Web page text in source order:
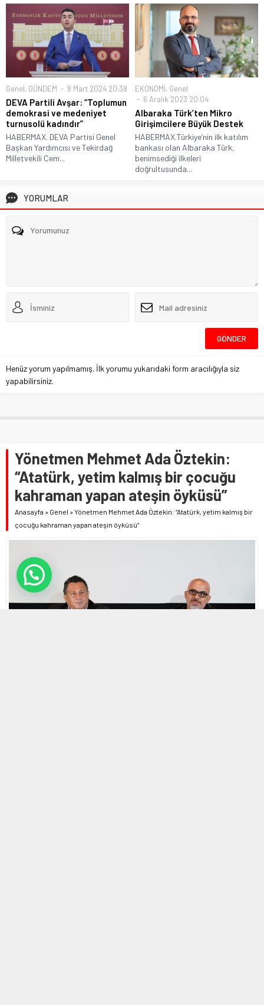
Genel, GÜNDEM 8 Mart 2024 20:38
DEVA Partili Avşar: “Toplumun
demokrasi ve medeniyet
turnusolü kadındır”
HABERMAX. DEVA Partisi Genel
Başkan Yardımcısı ve Tekirdağ
Milletvekili Cem...
EKONOMİ, Genel
6 Aralık 2023 20:04
Albaraka Türk’ten Mikro
Girişimcilere Büyük Destek
HABERMAX.Türkiye’nin ilk katılım
bankası olan Albaraka Türk,
benimsediği ilkeleri
doğrultusunda...
YORUMLAR
Henüz yorum yapılmamış. İlk yorumu yukarıdaki form aracılığıyla siz
yapabilirsiniz.
Yönetmen Mehmet Ada Öztekin:
“Atatürk, yetim kalmış bir çocuğu
kahraman yapan ateşin öyküsü”
Anasayfa » Genel »Yönetmen Mehmet Ada Öztekin: “Atatürk, yetim kalmış bir
çocuğu kahraman yapan ateşin öyküsü”